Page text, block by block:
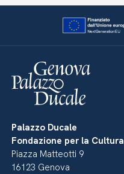
Palazzo Ducale
Fondazione per la Cultura
Piazza Matteotti 9
16123 Genova